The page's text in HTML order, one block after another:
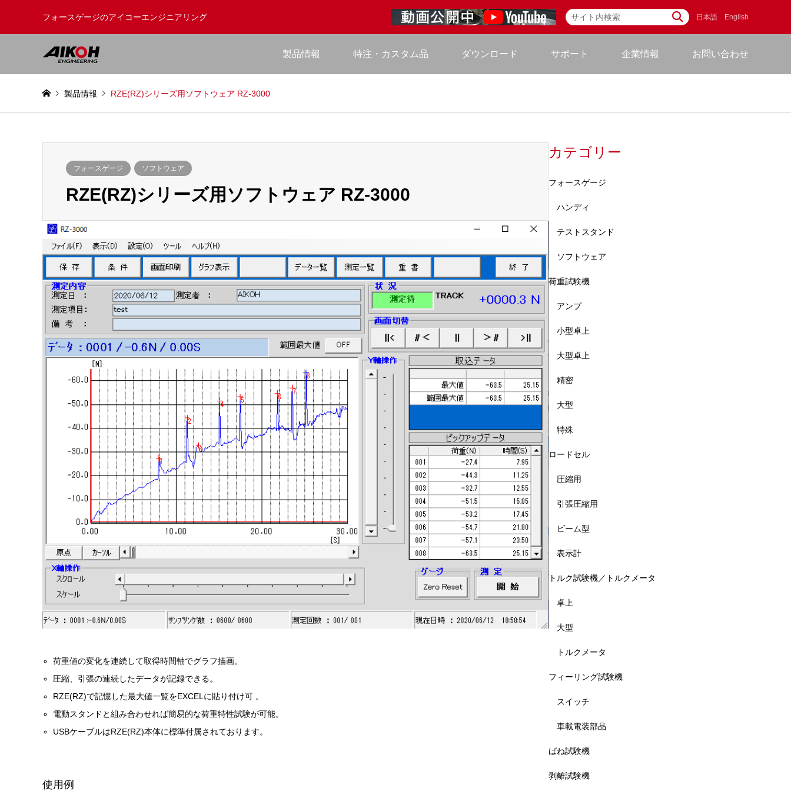
フォースゲージのアイコーエンジニアリング 日本語 English
製品情報 特注・カスタム品 ダウンロード サポート 企業情報 お問い合わせ
製品情報 RZE(RZ)シリーズ用ソフトウェア RZ-3000
フォースゲージ ソフトウェア
RZE(RZ)シリーズ用ソフトウェア RZ-3000
荷重値の変化を連続して取得時間軸でグラフ描画。
圧縮、引張の連続したデータが記録できる。
RZE(RZ)で記憶した最大値一覧をEXCELに貼り付け可 。
電動スタンドと組み合わせれば簡易的な荷重特性試験が可能。
USBケーブルはRZE(RZ)本体に標準付属されております。
使用例
カテゴリー
フォースゲージ
ハンディ
テストスタンド
ソフトウェア
荷重試験機
アンプ
小型卓上
大型卓上
精密
大型
特殊
ロードセル
圧縮用
引張圧縮用
ビーム型
表示計
トルク試験機／トルクメータ
卓上
大型
トルクメータ
フィーリング試験機
スイッチ
車載電装部品
ばね試験機
剥離試験機